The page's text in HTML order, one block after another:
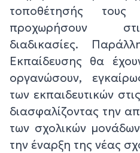
τοποθέτησής
προχωρήσουν
διαδικασίες.
Εκπαίδευσης θα
οργανώσουν,
των εκπαιδευτικών
διασφαλίζοντας την
των σχολικών
την έναρξη της νέας